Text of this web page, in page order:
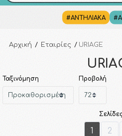
#ΑΝΤΗΛΙΑΚΑ
Αρχική / Εταιρίες / URIAGE
Ταξινόμηση Προβολή
1 2